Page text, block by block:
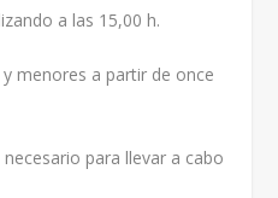
a las 15,00 h.
menores a partir de once
para llevar a cabo